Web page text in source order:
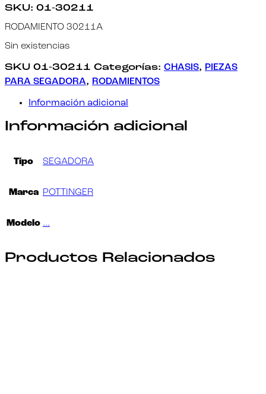
SKU: 01-30211
RODAMIENTO 30211A
Sin existencias
SKU 01-30211 Categorías: CHASIS, PIEZAS
PARA SEGADORA, RODAMIENTOS
Información adicional
Información adicional
Tipo SEGADORA
Marca POTTINGER
Modelo …
Productos Relacionados